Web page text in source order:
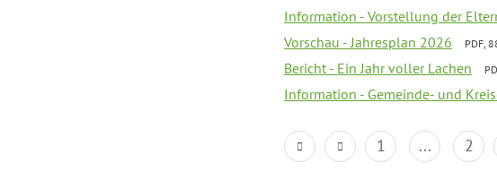
Information - Vorstellung der
Vorschau - Jahresplan 2026 PDF,
Bericht - Ein Jahr voller Lachen
Information - Gemeinde- und
1 ... 2